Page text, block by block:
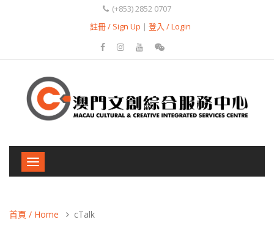
(+853) 2852 0707
註冊 / Sign Up | 登入 / Login
Toggle
navigation
首頁 / Home cTalk